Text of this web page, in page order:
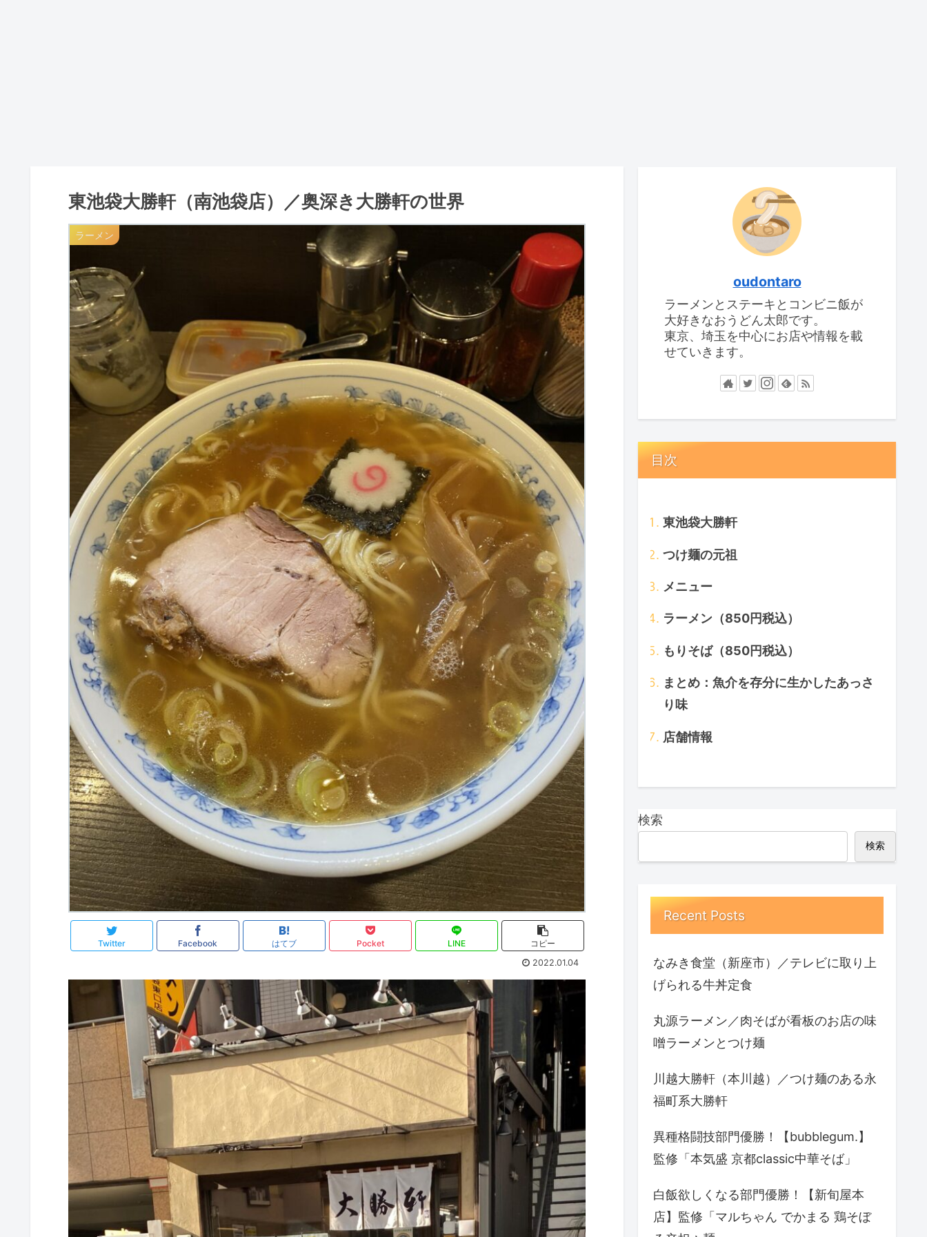
東池袋大勝軒（南池袋店）／奥深き大勝軒の世界
ラーメン
Twitter Facebook はてブ Pocket LINE
コピー
2022.01.04
oudontaro
ラーメンとステーキとコンビニ飯が
大好きなおうどん太郎です。
東京、埼玉を中心にお店や情報を載
せていきます。
目次
東池袋大勝軒
つけ麺の元祖
メニュー
ラーメン（850円税込）
もりそば（850円税込）
まとめ：魚介を存分に生かしたあっさ
り味
店舗情報
検索
検索
Recent Posts
なみき食堂（新座市）／テレビに取り上
げられる牛丼定食
丸源ラーメン／肉そばが看板のお店の味
噌ラーメンとつけ麺
川越大勝軒（本川越）／つけ麺のある永
福町系大勝軒
異種格闘技部門優勝！【bubblegum.】
監修「本気盛 京都classic中華そば」
白飯欲しくなる部門優勝！【新旬屋本
店】監修「マルちゃん でかまる 鶏そぼ